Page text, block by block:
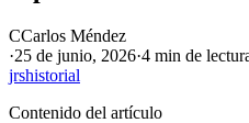
CCarlos Méndez
·25 de junio, 2026·4 min de
jrshistorial
Contenido del artículo